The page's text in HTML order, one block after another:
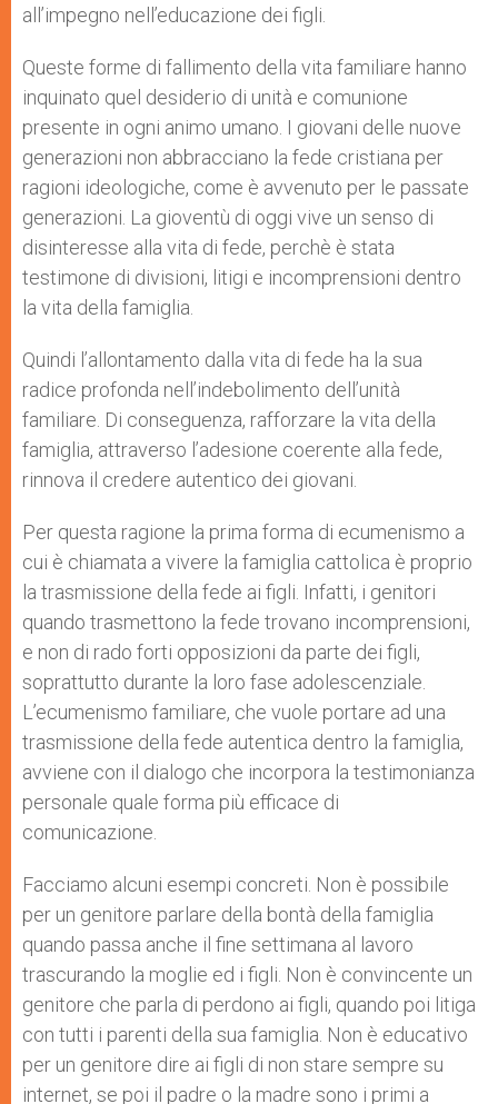
all’impegno nell’educazione dei figli.
Queste forme di fallimento della vita familiare hanno
inquinato quel desiderio di unità e comunione
presente in ogni animo umano. I giovani delle nuove
generazioni non abbracciano la fede cristiana per
ragioni ideologiche, come è avvenuto per le passate
generazioni. La gioventù di oggi vive un senso di
disinteresse alla vita di fede, perchè è stata
testimone di divisioni, litigi e incomprensioni dentro
la vita della famiglia.
Quindi l’allontamento dalla vita di fede ha la sua
radice profonda nell’indebolimento dell’unità
familiare. Di conseguenza, rafforzare la vita della
famiglia, attraverso l’adesione coerente alla fede,
rinnova il credere autentico dei giovani.
Per questa ragione la prima forma di ecumenismo a
cui è chiamata a vivere la famiglia cattolica è proprio
la trasmissione della fede ai figli. Infatti, i genitori
quando trasmettono la fede trovano incomprensioni,
e non di rado forti opposizioni da parte dei figli,
soprattutto durante la loro fase adolescenziale.
L’ecumenismo familiare, che vuole portare ad una
trasmissione della fede autentica dentro la famiglia,
avviene con il dialogo che incorpora la testimonianza
personale quale forma più efficace di
comunicazione.
Facciamo alcuni esempi concreti. Non è possibile
per un genitore parlare della bontà della famiglia
quando passa anche il fine settimana al lavoro
trascurando la moglie ed i figli. Non è convincente un
genitore che parla di perdono ai figli, quando poi litiga
con tutti i parenti della sua famiglia. Non è educativo
per un genitore dire ai figli di non stare sempre su
internet, se poi il padre o la madre sono i primi a